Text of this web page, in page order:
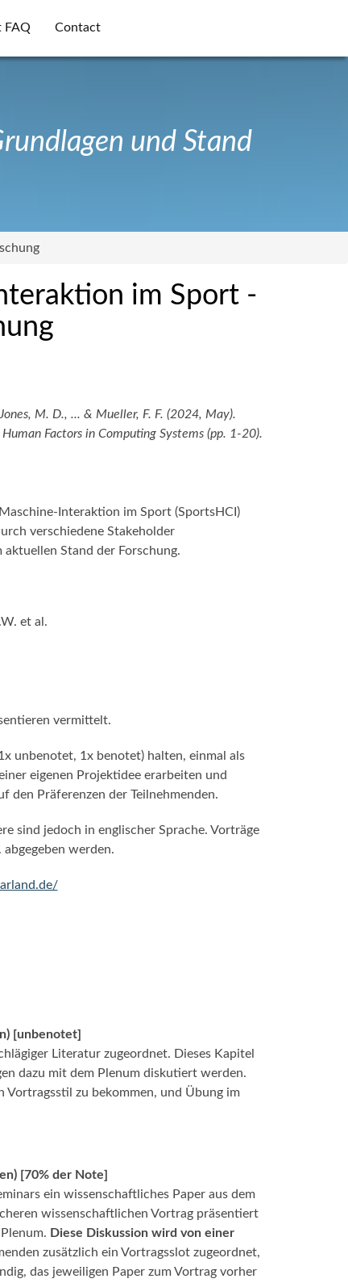
FAQ Contact
und Stand
im Sport -
M. D., ... & Mueller, F. F. (2024, May).
Factors in Computing Systems (pp. 1-20).
Interaktion im Sport (SportsHCI)
verschiedene Stakeholder
Stand der Forschung.
et al.
vermittelt.
unbenotet, 1x benotet) halten, einmal als
eigenen Projektidee erarbeiten und
den Präferenzen der Teilnehmenden.
sind jedoch in englischer Sprache. Vorträge
werden.
[unbenotet]
Literatur zugeordnet. Dieses Kapitel
dazu mit dem Plenum diskutiert werden.
Vortragsstil zu bekommen, und Übung im
[70% der Note]
ein wissenschaftliches Paper aus dem
wissenschaftlichen Vortrag präsentiert
Diese Diskussion wird von einer
zusätzlich ein Vortragsslot zugeordnet,
das jeweiligen Paper zum Vortrag vorher